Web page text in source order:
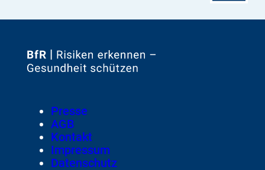
Zur
Footer
Meta-
Navigation
Presse
AGB
Kontakt
Impressum
Datenschutz